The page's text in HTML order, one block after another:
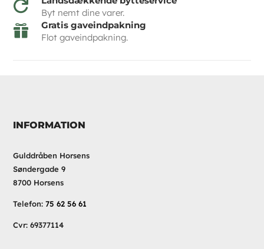

Byt nemt dine varer.

Gratis gaveindpakning
Flot gaveindpakning.
INFORMATION
Gulddråben Horsens
Søndergade 9
8700 Horsens
Telefon:75 62 56 61
Cvr: 69377114